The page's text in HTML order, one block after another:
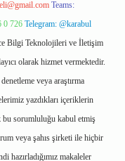
Teams:
0 726 Telegram: @karabul
Bilgi Teknolojileri ve İletişim
olarak hizmet vermektedir.
veya araştırma
yazdıkları içeriklerin
bu sorumluluğu kabul etmiş
veya şahıs şirketi ile hiçbir
hazırladığımız makaleler